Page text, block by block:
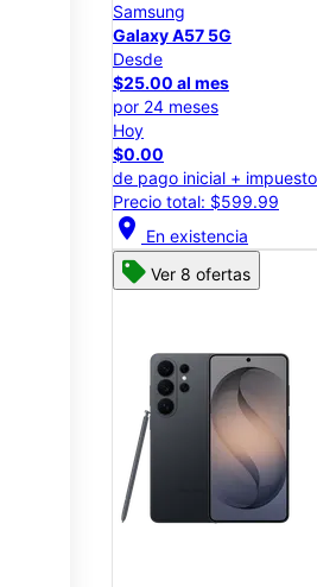
Samsung
Galaxy A57 5G
Desde
$25.00 al mes
por 24 meses
Hoy
$0.00
de pago inicial +
Precio total: $599.99
location_on En existencia
Ver 8 ofertas